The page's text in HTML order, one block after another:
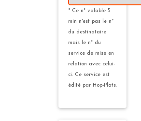
* Ce n° valable 5
min n'est pas le n°
du destinataire
mais le n° du
service de mise en
relation avec celui-
ci. Ce service est
édité par Hop-Plats.